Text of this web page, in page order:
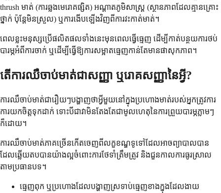
thrush មាត់ (ការឆ្លងមេរោគផ្សិត) អណ្តាតភូមិសាស្ត្រ (ស្ថានភាពដែលគ្មានគ្រោះ
ថ្នាក់ ប៉ុន្តែមិនស្រួល) ឬការងើបឡើងវិញពីការវះកាត់មាត់។
ពេលខ្លះមនុស្សប្រើផលិតផលទាំងនេះមុនពេលធ្វើធ្មេញ ដើម្បីកាត់បន្ថយការថប់
បារម្ភអំពីការចាក់ ឬដើម្បីធ្វើឱ្យការសម្អាតធ្មេញកាន់តែមានផាសុកភាព។
តើការឈឺចាប់មាត់ជាសញ្ញា ឬរោគសញ្ញានៃអ្វី?
ការឈឺចាប់មាត់ជារឿយៗបង្ហាញថាអ្វីមួយនៅក្នុងប្រហោងមាត់របស់អ្នកត្រូវការ
ការយកចិត្តទុកដាក់ ទោះបីជាវាមិនតែងតែជាមូលហេតុនៃការព្រួយបារម្ភភ្លាមៗ
ក៏ដោយ។
ការឈឺចាប់មាត់ភាគច្រើនកើតចេញពីលក្ខខណ្ឌទូទៅដែលអាចព្យាបាលបាន
ដែលឆ្លើយតបបានយ៉ាងល្អចំពោះការថែទាំត្រឹមត្រូវ និងជួនកាលការធូរស្រាល
តាមប្រធានបទ។
ធ្មេញពុក ឬប្រហោងដែលបង្ហាញស្រទាប់ធ្មេញខាងក្នុងដែលងាយ